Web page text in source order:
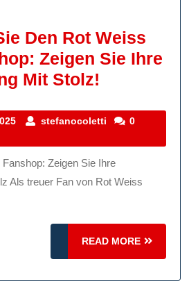
Den Rot Weiss
Zeigen Sie Ihre
Mit Stolz!
Den
Weiss
Essen
Zeigen
Sie
12
2025
stefanocoletti stefanocoletti
0
Als treuer Fan von Rot Weiss
READ MORE
READ
MORE